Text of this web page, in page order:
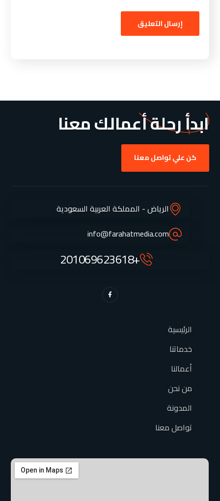
ابدأ رحلة أعمالك معنا
كن علي تواصل معنا
الرياض - المملكة العربية السعودية
info@farahatmedia.com
+201069623618
الرئيسية
خدماتنا
أعمالنا
من نحن
المدونة
تواصل معنا